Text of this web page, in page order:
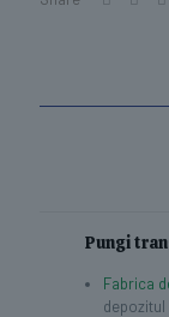
Pungi
Fabrica